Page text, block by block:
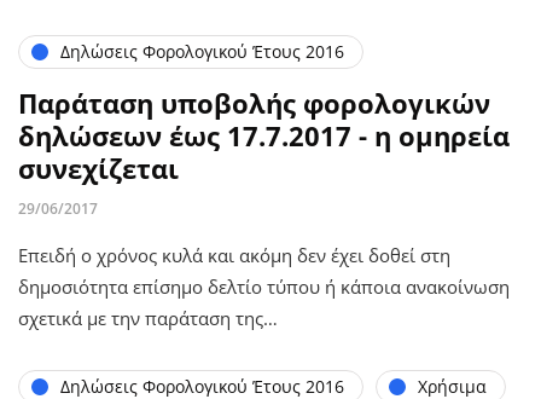
Δηλώσεις Φορολογικού Έτους 2016
Παράταση υποβολής φορολογικών
δηλώσεων έως 17.7.2017 - η ομηρεία
συνεχίζεται
29/06/2017
Επειδή ο χρόνος κυλά και ακόμη δεν έχει δοθεί στη
δημοσιότητα επίσημο δελτίο τύπου ή κάποια ανακοίνωση
σχετικά με την παράταση της…
Δηλώσεις Φορολογικού Έτους 2016 Χρήσιμα